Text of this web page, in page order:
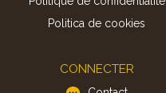
Politica de cookies
CONNECTER